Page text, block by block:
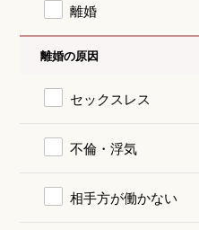
離婚
離婚の原因
セックスレス
不倫・浮気
相手方が働かない